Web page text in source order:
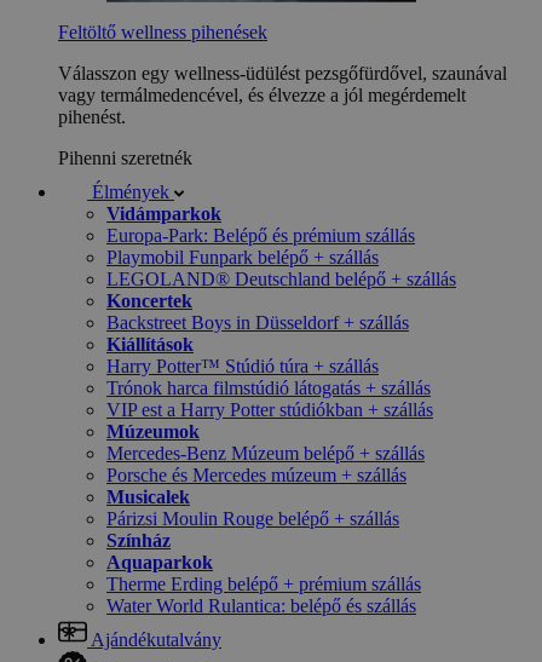
Feltöltő wellness pihenések
Válasszon egy wellness-üdülést pezsgőfürdővel, szaunával
vagy termálmedencével, és élvezze a jól megérdemelt
pihenést.
Pihenni szeretnék
Élmények
Vidámparkok
Europa-Park: Belépő és prémium szállás
Playmobil Funpark belépő + szállás
LEGOLAND® Deutschland belépő + szállás
Koncertek
Backstreet Boys in Düsseldorf + szállás
Kiállítások
Harry Potter™ Stúdió túra + szállás
Trónok harca filmstúdió látogatás + szállás
VIP est a Harry Potter stúdiókban + szállás
Múzeumok
Mercedes-Benz Múzeum belépő + szállás
Porsche és Mercedes múzeum + szállás
Musicalek
Párizsi Moulin Rouge belépő + szállás
Színház
Aquaparkok
Therme Erding belépő + prémium szállás
Water World Rulantica: belépő és szállás
Ajándékutalvány